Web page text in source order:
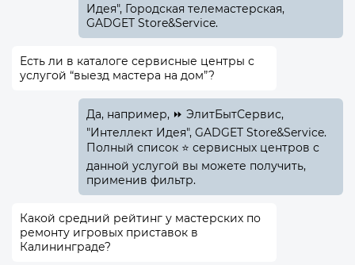
Идея", Городская телемастерская,
GADGET Store&Service.
Есть ли в каталоге сервисные центры с
услугой “выезд мастера на дом”?
Да, например, ⏩ ЭлитБытСервис,
"Интеллект Идея", GADGET Store&Service.
Полный список ⭐ сервисных центров с
данной услугой вы можете получить,
применив фильтр.
Какой средний рейтинг у мастерских по
ремонту игровых приставок в
Калининграде?